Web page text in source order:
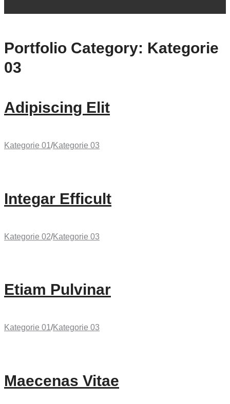
Portfolio Category: Kategorie
03
Adipiscing Elit
Kategorie 01/Kategorie 03
Integar Efficult
Kategorie 02/Kategorie 03
Etiam Pulvinar
Kategorie 01/Kategorie 03
Maecenas Vitae